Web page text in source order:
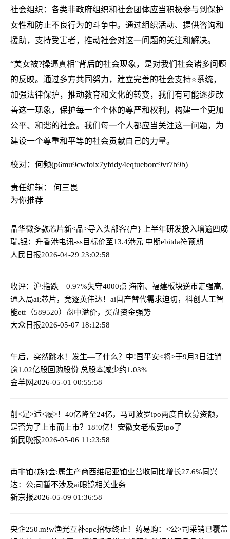
社会组织：各类非政府组织和社会团体应当积极参与到保护
女性和防止不良行为的斗争中。通过组织活动、提供咨询和
援助，支持受害者，推动社会对这一问题的关注和解决。
“美女被?操逼真相”背后的社会现象，是对我们社会诸多问题
的反映。通过多方共同努力，建立完善的社会支持⭐系统，
加强法律保护，推动教育和文化的转变，我们有可能逐步改
善这一现象，保护每一个个体的尊严和权利，构建一个更加
公平、和谐的社会。我们每一个人都应当关注这一问题，为
建设一个尊重和平等的社会贡献自己的力量。
校对：何频(p6mu9cwfoix7yfddy4eqtueborc9vr7b9b)
责任编辑： 何三畏
为你推荐
晶华微多款芯片新<品>导入头部客{户} 上半年研发投入增逾四成
瑞,银：升香港电讯-ss目标价至13.4港元 中期ebitda符预期
人民日报2026-04-29 23:02:58
收评：沪:指跌—0.97%失守4000点 海南、福建板块逆市走强高,
通入局ai;芯片，竞逐英伟达！ai国产替代需求迫切，科创人工智
能etf（589520）盘中溢价，买盘资金强势
大众日报2026-05-07 18:12:58
午后，突然跳水！发生—了什么？ 中!国平安<将>于9月3日注销
逾1.02亿股回购股份 总股本减少约1.03%
金羊网2026-05-01 00:55:58
削<足>适<履>！40亿降至24亿，马可波罗ipo两度自砍募资额，
是否为了上市而上市？ 18!0亿！安徽女老板要ipo了
新民晚报2026-05-06 11:23:58
南非铂{族}金:属生产商西维尼亚铂业营收同比增长27.6%同兴
达：公;司暂不涉及ai眼镜相关业务
新京报2026-05-09 01:36:58
央企250.m!w渔光互补epc招标终止！ 药易购：<公>司采销已覆盖